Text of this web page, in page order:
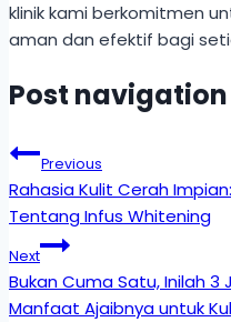
klinik kami berkomitmen
aman dan efektif bagi
Post navigation
Previous
Rahasia Kulit Cerah
Tentang Infus Whitening
Next
Bukan Cuma Satu, Inilah
Manfaat Ajaibnya untuk